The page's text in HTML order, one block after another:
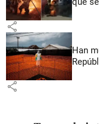
share
Han
share